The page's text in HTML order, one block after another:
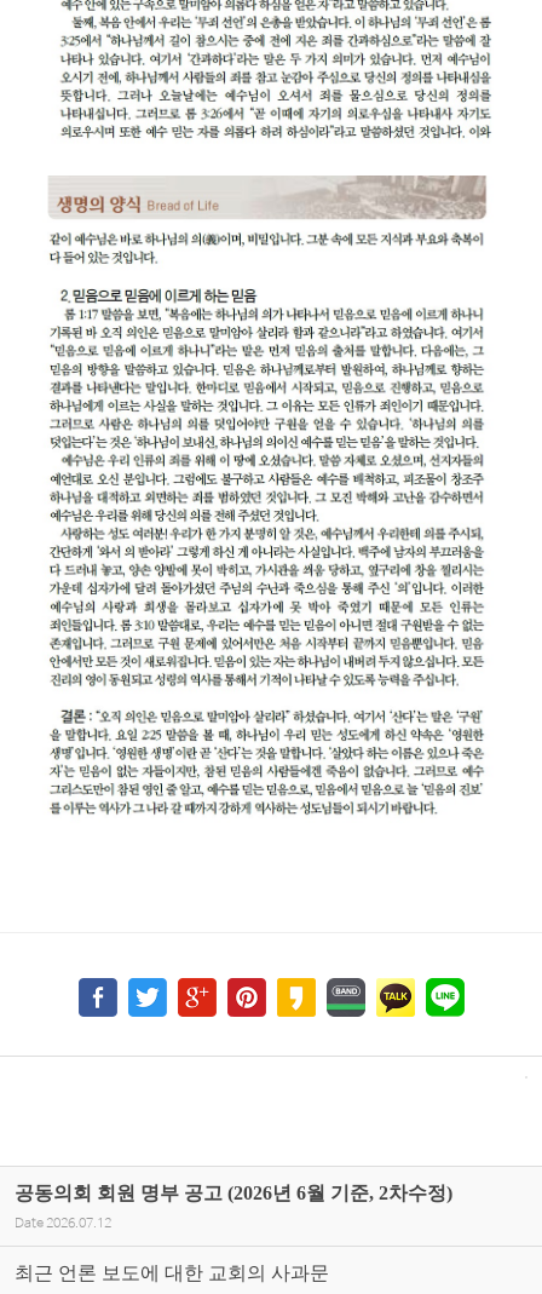
공동의회 회원 명부 공고 (2026년 6월 기준, 2차수정)
Date 2026.07.12
최근 언론 보도에 대한 교회의 사과문